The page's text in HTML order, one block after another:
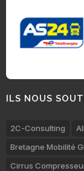
ILS NOUS
2C-Consulting
Bretagne Mobilité
Cirrus